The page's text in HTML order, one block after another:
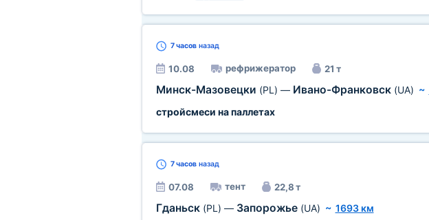
7 часовназад
10.08 рефрижератор 21 т
Минск-Мазовецки (PL) — Ивано-Франковск (UA) ~
стройсмеси на паллетах
7 часовназад
07.08 тент 22,8 т
Гданьск (PL) — Запорожье (UA) ~ 1693 км